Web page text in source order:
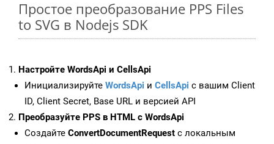
Простое преобразование PPS Files
to SVG в Nodejs SDK
Настройте WordsApi и CellsApi
Инициализируйте WordsApi и CellsApi с вашим Client
ID, Client Secret, Base URL и версией API
Преобразуйте PPS в HTML с WordsApi
Создайте ConvertDocumentRequest с локальным